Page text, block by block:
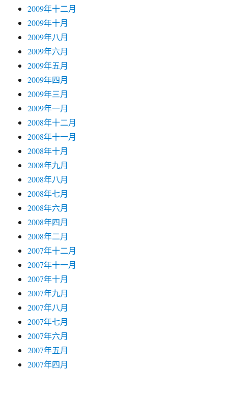
2009年十二月
2009年十月
2009年八月
2009年六月
2009年五月
2009年四月
2009年三月
2009年一月
2008年十二月
2008年十一月
2008年十月
2008年九月
2008年八月
2008年七月
2008年六月
2008年四月
2008年二月
2007年十二月
2007年十一月
2007年十月
2007年九月
2007年八月
2007年七月
2007年六月
2007年五月
2007年四月